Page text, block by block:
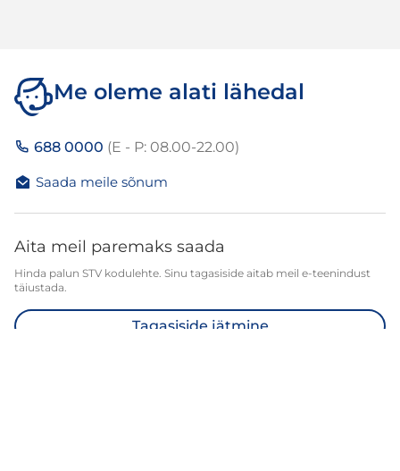
Me oleme alati lähedal
688 0000 (E - P: 08.00-22.00)
Saada meile sõnum
Aita meil paremaks saada
Hinda palun STV kodulehte. Sinu tagasiside aitab meil e-teenindust
täiustada.
Tagasiside jätmine